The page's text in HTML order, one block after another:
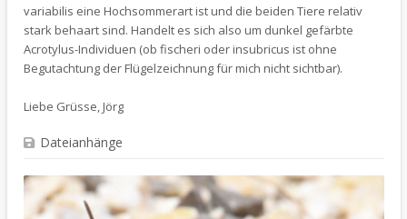
variabilis eine Hochsommerart ist und die beiden Tiere relativ
stark behaart sind. Handelt es sich also um dunkel gefärbte
Acrotylus-Individuen (ob fischeri oder insubricus ist ohne
Begutachtung der Flügelzeichnung für mich nicht sichtbar).
Liebe Grüsse, Jörg
Dateianhänge